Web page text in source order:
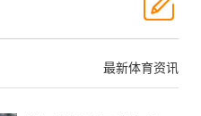
最新体育资讯